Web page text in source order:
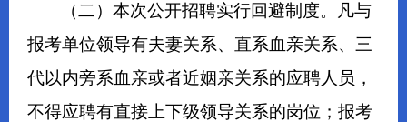
（二）本次公开招聘实行回避制度。凡与
报考单位领导有夫妻关系、直系血亲关系、三
代以内旁系血亲或者近姻亲关系的应聘人员，
不得应聘有直接上下级领导关系的岗位；报考